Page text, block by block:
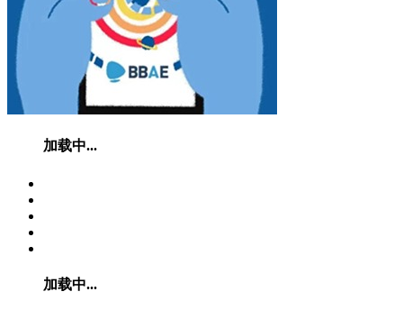
加载中...
加载中...